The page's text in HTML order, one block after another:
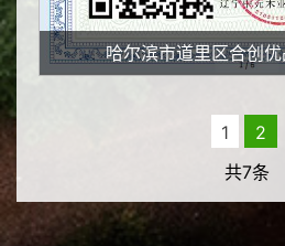
哈尔滨市道里区合创
1
2
共7条